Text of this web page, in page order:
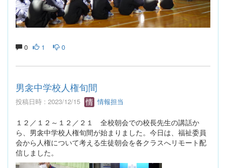
0 1 0
男衾中学校人権旬間
投稿日時 : 2023/12/15 情報担当
１２／１２～１２／２１ 全校朝会での校長先生の講話か
ら、男衾中学校人権旬間が始まりました。今日は、福祉委員
会から人権について考える生徒朝会を各クラスへリモート配
信しました。